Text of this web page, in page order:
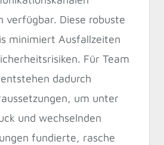
verfügbar. Diese robuste
minimiert Ausfallzeiten
Für Team
dadurch
um unter
und wechselnden
fundierte, rasche